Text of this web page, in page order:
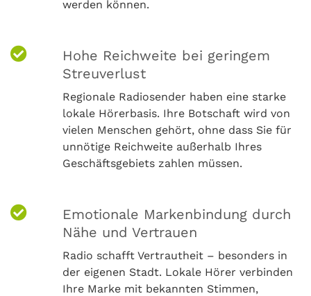
werden können.
Hohe Reichweite bei geringem
Streuverlust
Regionale Radiosender haben eine starke
lokale Hörerbasis. Ihre Botschaft wird von
vielen Menschen gehört, ohne dass Sie für
unnötige Reichweite außerhalb Ihres
Geschäftsgebiets zahlen müssen.
Emotionale Markenbindung durch
Nähe und Vertrauen
Radio schafft Vertrautheit – besonders in
der eigenen Stadt. Lokale Hörer verbinden
Ihre Marke mit bekannten Stimmen,